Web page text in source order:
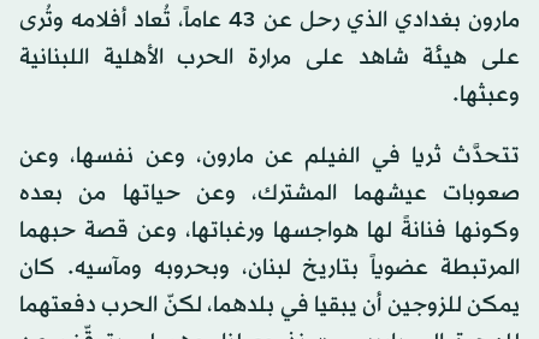
مارون بغدادي الذي رحل عن 43 عاماً، تُعاد أفلامه وتُرى
على هيئة شاهد على مرارة الحرب الأهلية اللبنانية
وعبثها.
تتحدَّث ثريا في الفيلم عن مارون، وعن نفسها، وعن
صعوبات عيشهما المشترك، وعن حياتها من بعده
وكونها فنانةً لها هواجسها ورغباتها، وعن قصة حبهما
المرتبطة عضوياً بتاريخ لبنان، وبحروبه ومآسيه. كان
يمكن للزوجين أن يبقيا في بلدهما، لكنّ الحرب دفعتهما